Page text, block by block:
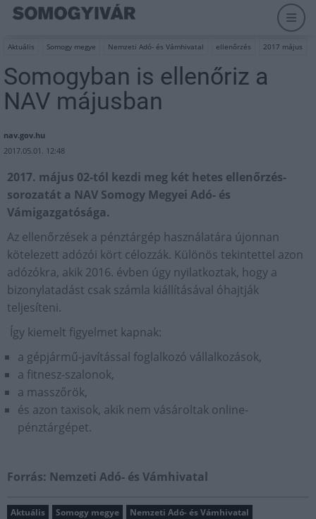
Aktuális Somogy megye Nemzeti Adó- és Vámhivatal ellenőrzés 2017 május
Somogyban is ellenőriz a
NAV májusban
nav.gov.hu
2017.05.01. 12:48
2017. május 02-tól kezdi meg két hetes ellenőrzés-
sorozatát a NAV Somogy Megyei Adó- és
Vámigazgatósága.
Az ellenőrzések a pénztárgép használatára újonnan
kötelezett adózói kört célozzák. Különös tekintettel azon
adózókra, akik 2016. évben úgy nyilatkoztak, hogy a
bizonylatadást csak számla kiállításával óhajtják
teljesíteni.
Így kiemelt figyelmet kapnak:
a gépjármű-javítással foglalkozó vállalkozások,
a fitnesz-szalonok,
a masszőrök,
és azon taxisok, akik nem vásároltak online-
pénztárgépet.
Forrás: Nemzeti Adó- és Vámhivatal
Aktuális Somogy megye
Nemzeti Adó- és Vámhivatal